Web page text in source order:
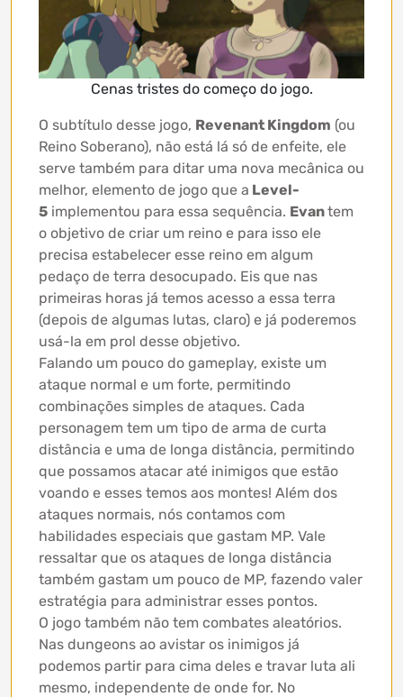
Cenas tristes do começo do jogo.
O subtítulo desse jogo, Revenant Kingdom (ou
Reino Soberano), não está lá só de enfeite, ele
serve também para ditar uma nova mecânica ou
melhor, elemento de jogo que a Level-
5 implementou para essa sequência. Evantem
o objetivo de criar um reino e para isso ele
precisa estabelecer esse reino em algum
pedaço de terra desocupado. Eis que nas
primeiras horas já temos acesso a essa terra
(depois de algumas lutas, claro) e já poderemos
usá-la em prol desse objetivo.
Falando um pouco do gameplay, existe um
ataque normal e um forte, permitindo
combinações simples de ataques. Cada
personagem tem um tipo de arma de curta
distância e uma de longa distância, permitindo
que possamos atacar até inimigos que estão
voando e esses temos aos montes! Além dos
ataques normais, nós contamos com
habilidades especiais que gastam MP. Vale
ressaltar que os ataques de longa distância
também gastam um pouco de MP, fazendo valer
estratégia para administrar esses pontos.
O jogo também não tem combates aleatórios.
Nas dungeons ao avistar os inimigos já
podemos partir para cima deles e travar luta ali
mesmo, independente de onde for. No